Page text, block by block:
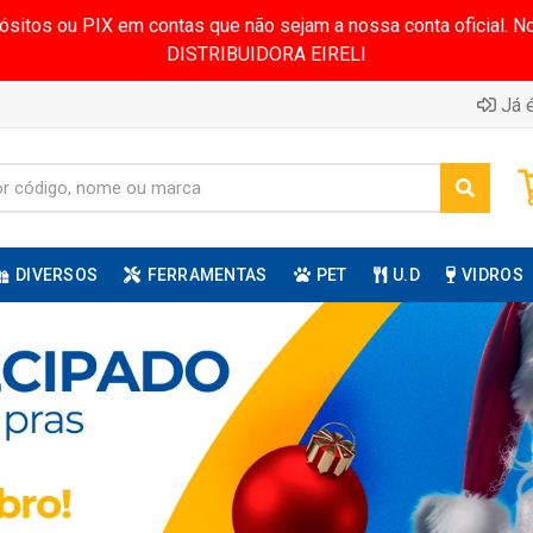
ou PIX em contas que não sejam a nossa conta oficial.
DISTRIBUIDORA EIRELI
Já
DIVERSOS FERRAMENTAS PET U.D VIDROS